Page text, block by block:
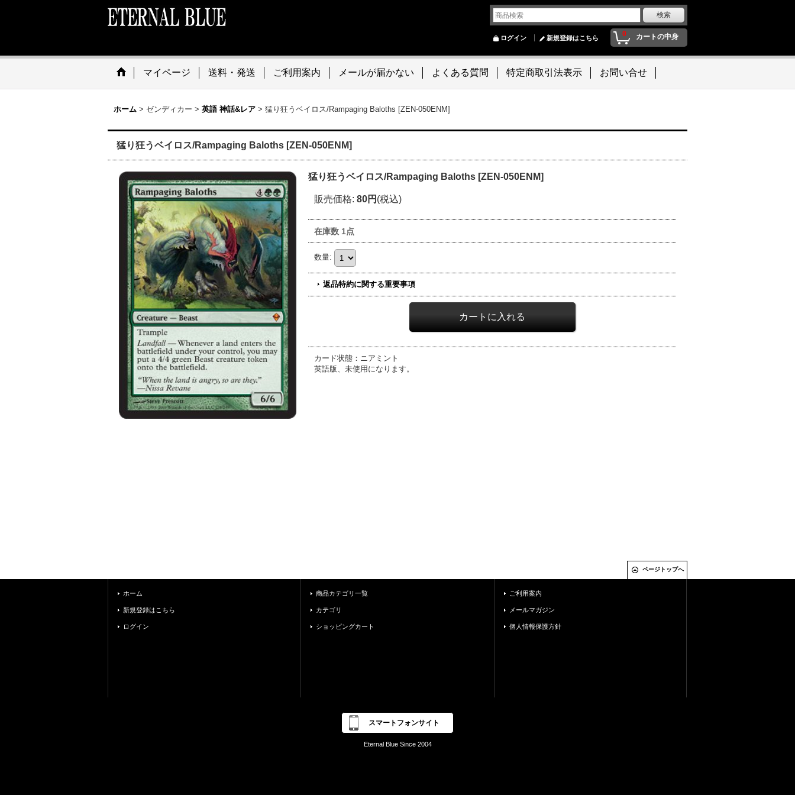
0 カートの中身
ログイン 新規登録はこちら
マイページ 送料・発送 ご利用案内 メールが届かない よくある質問 特定商取引法表示 お問い合せ
ホーム > ゼンディカー > 英語 神話&レア > 猛り狂うベイロス/Rampaging Baloths [ZEN-050ENM]
猛り狂うベイロス/Rampaging Baloths [ZEN-050ENM]
猛り狂うベイロス/Rampaging Baloths [ZEN-050ENM]
販売価格: 80円 (税込)
在庫数 1点
数量:
返品特約に関する重要事項
カード状態：ニアミント
英語版、未使用になります。
ページトップへ
ホーム
新規登録はこちら
ログイン
商品カテゴリ一覧
カテゴリ
ショッピングカート
ご利用案内
メールマガジン
個人情報保護方針
スマートフォンサイト
Eternal Blue Since 2004